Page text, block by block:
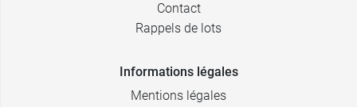
Contact
Rappels de lots
Informations légales
Mentions légales